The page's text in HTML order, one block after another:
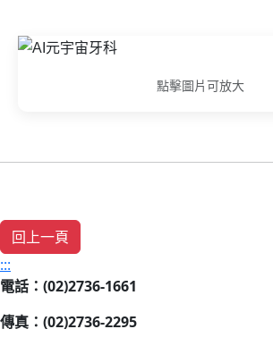
點擊圖片可放大
:::
電話：(02)2736-1661
傳真：(02)2736-2295